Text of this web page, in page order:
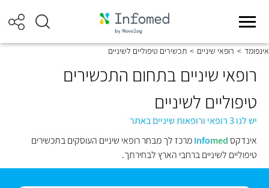
אינפומד > רופאי שיניים > תכשירים טיפוליים לשיניים
רופאי שיניים בתחום התכשירים
טיפוליים לשיניים
יש לנו 3 רופאי ורופאות שיניים באתר
אינדקס
Infomed
מרכז לך מבחר רופאי שיניים העוסקים בתכשירים
טיפוליים לשיניים ברחבי הארץ לבחירתך.